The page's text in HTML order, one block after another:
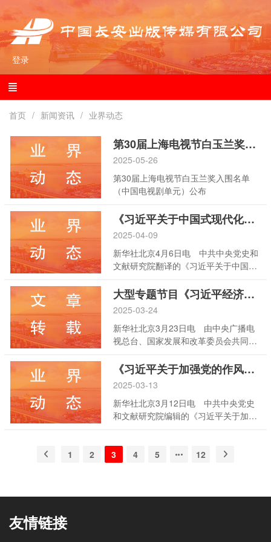
登录
首页 新闻资讯 业界动态
第30届上海电视节白玉兰奖入围名单（中国电视剧单元）公布
2025-05-26
第30届上海电视节白玉兰奖入围名单
（中国电视剧单元）公布
《习近平关于中国式现代化论述摘编》西班牙文版出版发行
2025-04-09
新华社北京4月6日电 中共中央党史和
文献研究院翻译的《习近平关于中国式
日由中央编译出版社出版，面向海内外
发行。
大型专题节目《习近平经济思想系列讲读》即将开播
2025-03-24
新华社北京3月23日电 由中央广播电
视总台、国家发展和改革委员会共同制
思想系列讲读》，将于2025年3月24日
晚19:45档在总台财经频道播出。这是
首部系统阐释习近平经济思想的电视专
题片。
《习近平关于加强党的作风建设论述摘编》出版发行
2025-03-13
新华社北京3月12日电 中共中央党史
和文献研究院编辑的《习近平关于加强
1
2 3 4 5 12
友情链接